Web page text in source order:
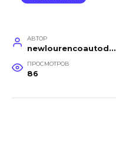
АВТОР
newlourencoautodetail
ПРОСМОТРОВ
86